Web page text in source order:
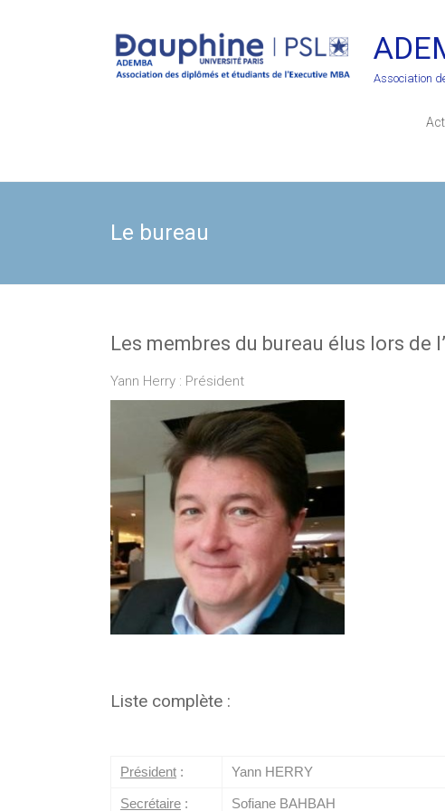
Association
Le bureau
Les membres du bureau élus lors de
Yann Herry : Président
Liste complète :
Président : Yann HERRY
Secrétaire : Sofiane BAHBAH